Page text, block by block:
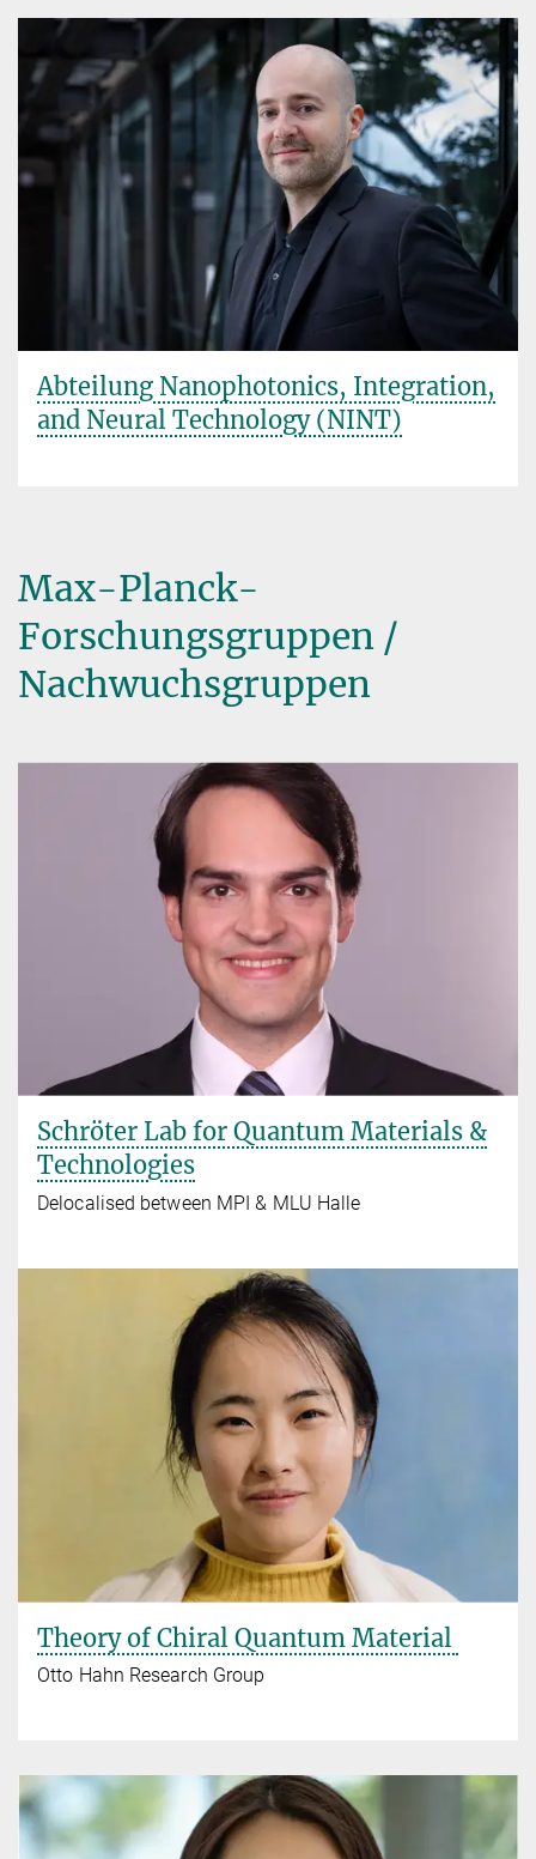
Abteilung Nanophotonics, Integration,
and Neural Technology (NINT)
Max-Planck-
Forschungsgruppen /
Nachwuchsgruppen
Schröter Lab for Quantum Materials &
Technologies
Delocalised between MPI & MLU Halle
Theory of Chiral Quantum Material
Otto Hahn Research Group